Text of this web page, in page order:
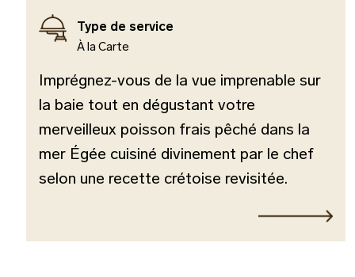
Imprégnez-vous de la vue imprenable sur
la baie tout en dégustant votre
merveilleux poisson frais pêché dans la
mer Égée cuisiné divinement par le chef
selon une recette crétoise revisitée.
Type de service
À la Carte